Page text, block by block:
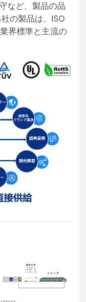
など、製品の品
の製品は、ISO
界標準と主流の